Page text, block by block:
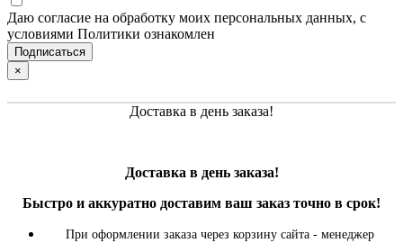
Даю согласие на обработку моих персональных данных, с
условиями Политики ознакомлен
×
Доставка в день заказа!
Доставка в день заказа!
Быстро и аккуратно доставим ваш заказ точно в срок!
При оформлении заказа через корзину сайта - менеджер